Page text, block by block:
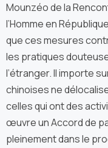
Mounzéo de la
l’Homme en
que ces mesures
les pratiques
l’étranger. Il importe
chinoises ne
celles qui ont des
œuvre un Accord de
pleinement dans le